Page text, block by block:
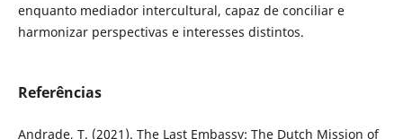
enquanto mediador intercultural, capaz de conciliar e
harmonizar perspectivas e interesses distintos.
Referências
Andrade, T. (2021). The Last Embassy: The Dutch Mission of